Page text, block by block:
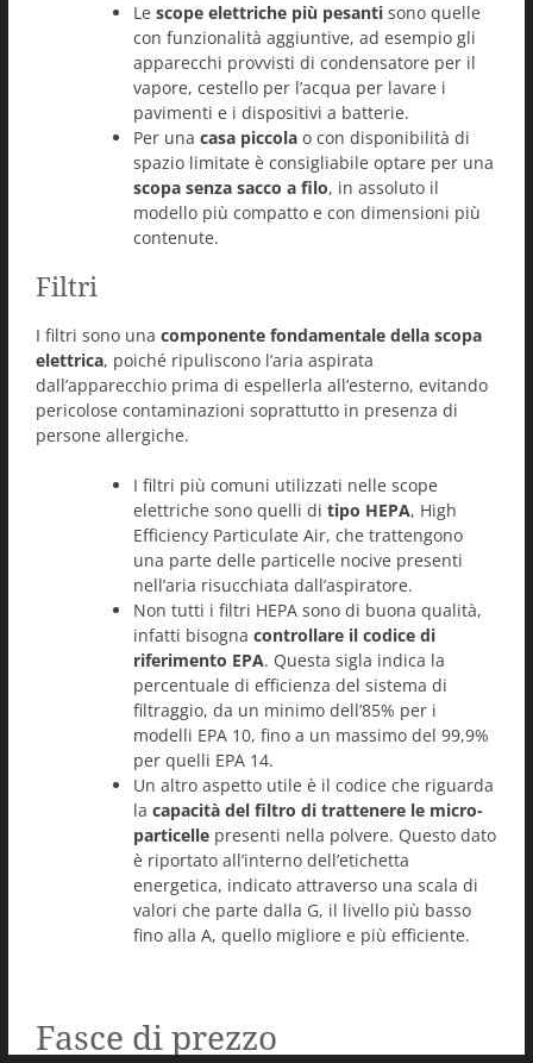
Le scope elettriche più pesanti sono quelle
con funzionalità aggiuntive, ad esempio gli
apparecchi provvisti di condensatore per il
vapore, cestello per l’acqua per lavare i
pavimenti e i dispositivi a batterie.
Per una casa piccola o con disponibilità di
spazio limitate è consigliabile optare per una
scopa senza sacco a filo, in assoluto il
modello più compatto e con dimensioni più
contenute.
Filtri
I filtri sono una componente fondamentale della scopa
elettrica, poiché ripuliscono l’aria aspirata
dall’apparecchio prima di espellerla all’esterno, evitando
pericolose contaminazioni soprattutto in presenza di
persone allergiche.
I filtri più comuni utilizzati nelle scope
elettriche sono quelli di tipo HEPA, High
Efficiency Particulate Air, che trattengono
una parte delle particelle nocive presenti
nell’aria risucchiata dall’aspiratore.
Non tutti i filtri HEPA sono di buona qualità,
infatti bisogna controllare il codice di
riferimento EPA. Questa sigla indica la
percentuale di efficienza del sistema di
filtraggio, da un minimo dell’85% per i
modelli EPA 10, fino a un massimo del 99,9%
per quelli EPA 14.
Un altro aspetto utile è il codice che riguarda
la capacità del filtro di trattenere le micro-
particelle presenti nella polvere. Questo dato
è riportato all’interno dell’etichetta
energetica, indicato attraverso una scala di
valori che parte dalla G, il livello più basso
fino alla A, quello migliore e più efficiente.
Fasce di prezzo